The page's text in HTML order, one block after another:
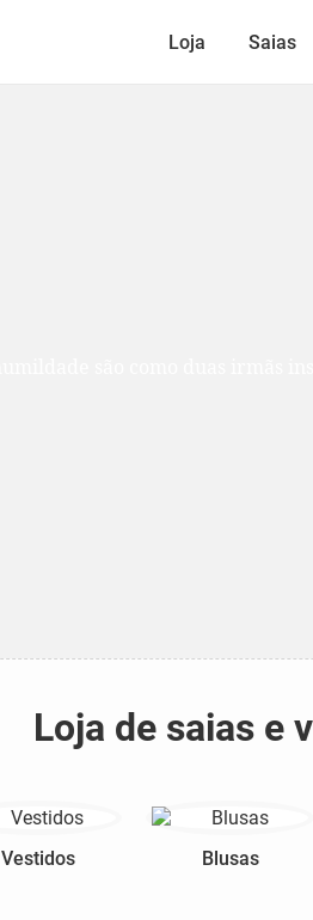
Loja Saias
Loja de saias e
Vestidos Blusas